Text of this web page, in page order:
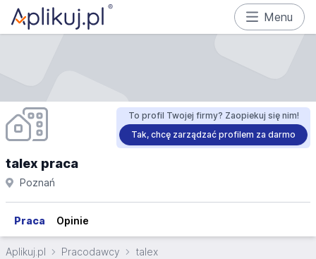
Menu
To profil Twojej firmy? Zaopiekuj się nim!
Tak, chcę zarządzać profilem za darmo
talex praca
Poznań
Praca Opinie
Aplikuj.pl Pracodawcy talex